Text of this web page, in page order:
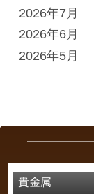
2026年7月
2026年6月
2026年5月